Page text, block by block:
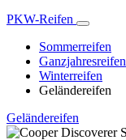
PKW-Reifen
Sommerreifen
Ganzjahresreifen
Winterreifen
Geländereifen
Geländereifen